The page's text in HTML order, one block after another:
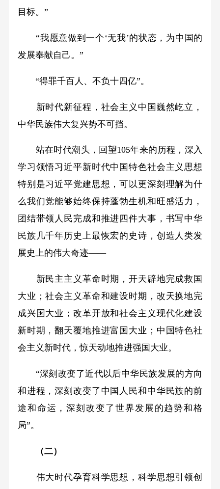
目标。”
“我愿意做到一个‘无我’的状态，为中国的
发展奉献自己。”
“得罪千百人、不负十四亿”。
新时代新征程，社会主义中国巍然屹立，
中华民族伟大复兴势不可挡。
站在时代潮头，回望105年来的历程，深入
学习领悟习近平新时代中国特色社会主义思想
特别是习近平党建思想，可以更深刻理解为什
么我们党能够始终保持蓬勃生机和旺盛活力，
团结带领人民完成和推进四件大事，书写中华
民族几千年历史上最恢宏的史诗，创造人类发
展史上的伟大奇迹——
新民主主义革命时期，开天辟地完成救国
大业；社会主义革命和建设时期，改天换地完
成兴国大业；改革开放和社会主义现代化建设
新时期，翻天覆地推进富国大业；中国特色社
会主义新时代，惊天动地推进强国大业。
“深刻改变了近代以后中华民族发展的方向
和进程，深刻改变了中国人民和中华民族的前
途和命运，深刻改变了世界发展的趋势和格
局”。
（二）
伟大时代孕育科学思想，科学思想引领创